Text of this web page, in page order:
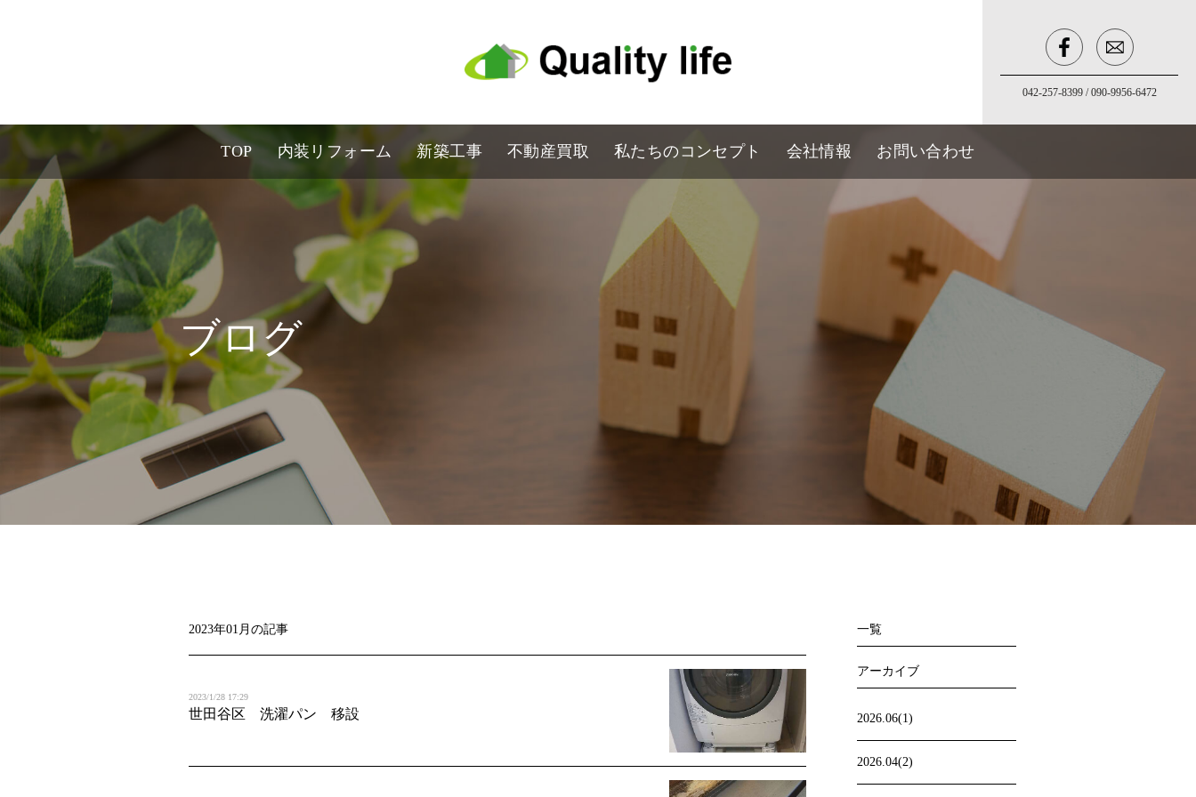
ブログ
2023年01月の記事
2023/1/28 17:29
世田谷区 洗濯パン 移設
一覧
アーカイブ
2026.06(1)
2026.04(2)
TOP 内装リフォーム 新築工事 不動産買取 私たちのコンセプト 会社情報 お問い合わせ
042-257-8399/090-9956-6472